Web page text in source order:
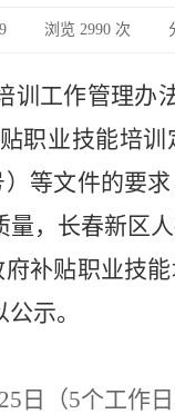
浏览 2990次
训工作管理办
职业技能培
等文件的要
，长春新区
补贴职业技
示。
日（5个工作日